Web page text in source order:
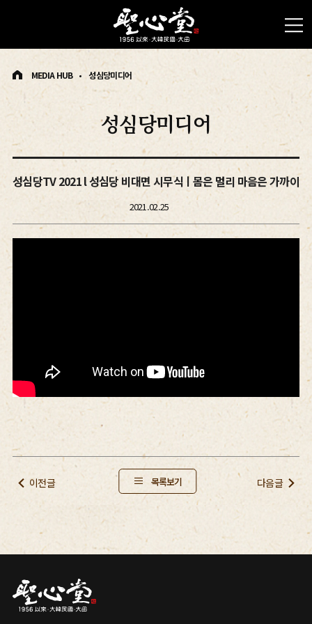
MEDIA HUB 성심당미디어
성심당미디어
성심당TV 2021 l 성심당 비대면 시무식ㅣ몸은 멀리 마음은 가까이
2021.02.25
이전글 목록보기 다음글